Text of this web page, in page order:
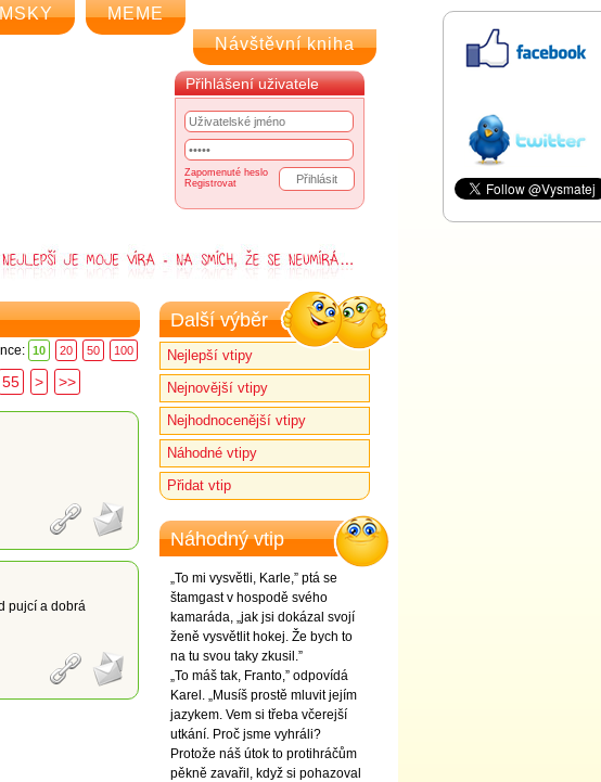
MEME
Návštěvní kniha
Přihlášení uživatele
Zapomenuté heslo
Registrovat
10 20 50 100
55 > >>
pujcí a dobrá
Další výběr
Nejlepší vtipy
Nejnovější vtipy
Nejhodnocenější vtipy
Náhodné vtipy
Přidat vtip
Náhodný vtip
„To mi vysvětli, Karle,” ptá se
štamgast v hospodě svého
kamaráda, „jak jsi dokázal svojí
ženě vysvětlit hokej. Že bych to
na tu svou taky zkusil.”
„To máš tak, Franto,” odpovídá
Karel. „Musíš prostě mluvit jejím
jazykem. Vem si třeba včerejší
utkání. Proč jsme vyhráli?
Protože náš útok to protihráčům
pěkně zavařil, když si pohazoval